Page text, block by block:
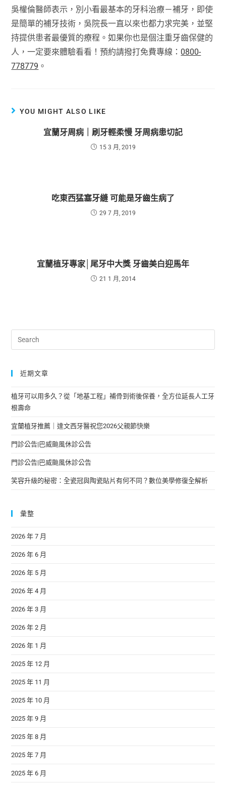
吳權倫醫師表示，別小看最基本的牙科治療－補牙，即使
是簡單的補牙技術，吳院長一直以來也都力求完美，並堅
持提供患者最優質的療程。如果你也是個注重牙齒保健的
人，一定要來體驗看看！預約請撥打免費專線： 0800-
778779 。
YOU MIGHT ALSO LIKE
宜蘭牙周病｜刷牙輕柔慢 牙周病患切記
15 3 月, 2019
吃東西猛塞牙縫 可能是牙齒生病了
29 7 月, 2019
宜蘭植牙專家│尾牙中大獎 牙齒美白迎馬年
21 1 月, 2014
近期文章
植牙可以用多久？從「地基工程」補骨到術後保養，全方位延長人工牙
根壽命
宜蘭植牙推薦｜達文西牙醫祝您2026父親節快樂
門診公告|巴威颱風休診公告
門診公告|巴威颱風休診公告
笑容升級的秘密：全瓷冠與陶瓷貼片有何不同？數位美學修復全解析
彙整
2026 年 7 月
2026 年 6 月
2026 年 5 月
2026 年 4 月
2026 年 3 月
2026 年 2 月
2026 年 1 月
2025 年 12 月
2025 年 11 月
2025 年 10 月
2025 年 9 月
2025 年 8 月
2025 年 7 月
2025 年 6 月